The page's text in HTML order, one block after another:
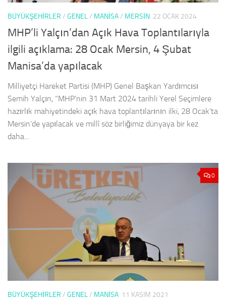
BÜYÜKŞEHİRLER / GENEL/ MANISA/ MERSIN 22 OCAK 2024
MHP’li Yalçın’dan Açık Hava Toplantılarıyla
ilgili açıklama: 28 Ocak Mersin, 4 Şubat
Manisa’da yapılacak
Milliyetçi Hareket Partisi (MHP) Genel Başkan Yardımcısı
Semih Yalçın, “MHP’nin 31 Mart 2024 tarihli Yerel Seçimlere
hazırlık mahiyetindeki açık hava toplantılarının ilki, 28 Ocak’ta
Mersin’de yapılacak ve millî söz birliğimiz dünyaya bir kez
daha...
0
BÜYÜKŞEHİRLER / GENEL/ MANISA 11 KASIM 2021